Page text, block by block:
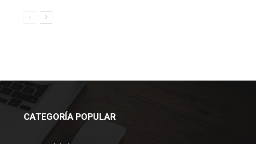
CATEGORÍA POPULAR